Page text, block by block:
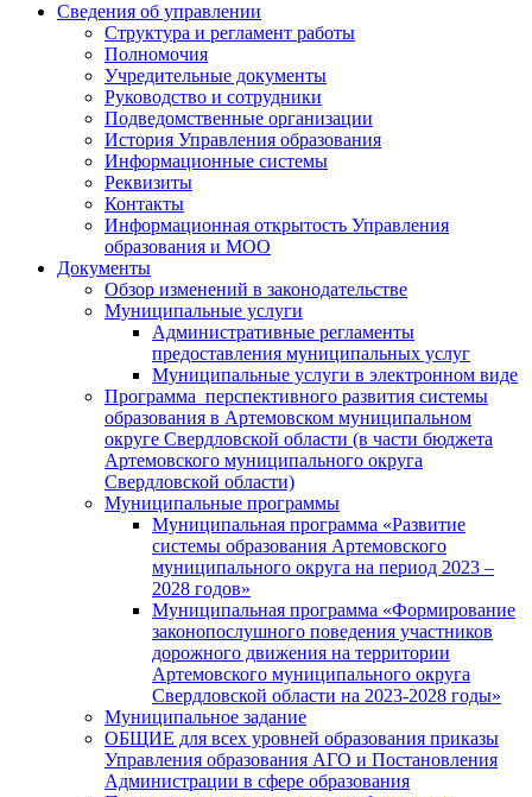
Сведения об управлении
Структура и регламент работы
Полномочия
Учредительные документы
Руководство и сотрудники
Подведомственные организации
История Управления образования
Информационные системы
Реквизиты
Контакты
Информационная открытость Управления
образования и МОО
Документы
Обзор изменений в законодательстве
Муниципальные услуги
Административные регламенты
предоставления муниципальных услуг
Муниципальные услуги в электронном виде
Программа перспективного развития системы
образования в Артемовском муниципальном
округе Свердловской области (в части бюджета
Артемовского муниципального округа
Свердловской области)
Муниципальные программы
Муниципальная программа «Развитие
системы образования Артемовского
муниципального округа на период 2023 –
2028 годов»
Муниципальная программа «Формирование
законопослушного поведения участников
дорожного движения на территории
Артемовского муниципального округа
Свердловской области на 2023-2028 годы»
Муниципальное задание
ОБЩИЕ для всех уровней образования приказы
Управления образования АГО и Постановления
Администрации в сфере образования